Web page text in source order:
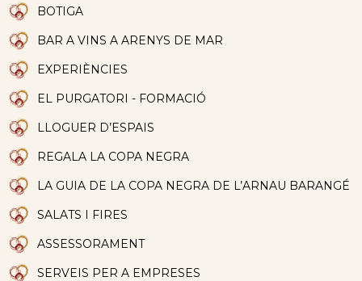
BOTIGA
BAR A VINS A ARENYS DE MAR
EXPERIÈNCIES
EL PURGATORI - FORMACIÓ
LLOGUER D’ESPAIS
REGALA LA COPA NEGRA
LA GUIA DE LA COPA NEGRA DE L’ARNAU BARANGÉ
SALATS I FIRES
ASSESSORAMENT
SERVEIS PER A EMPRESES